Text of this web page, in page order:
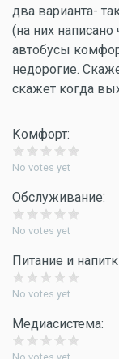
два варианта-
(на них написано
автобусы
недорогие.
скажет когда
Комфорт:
No votes yet
Обслуживание:
No votes yet
Питание и
No votes yet
Медиасистема: